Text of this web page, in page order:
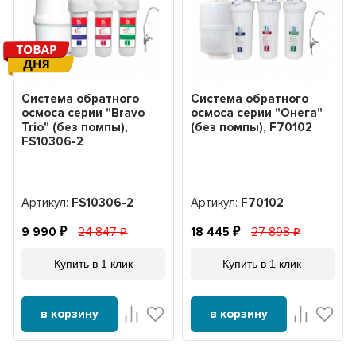
Система обратного
осмоса серии "Bravo
Trio" (без помпы),
FS10306-2
Артикул: FS10306-2
9 990 24 847
Купить в 1 клик
в корзину
Система обратного
осмоса серии "Онега"
(без помпы), F70102
Артикул: F70102
18 445 27 898
Купить в 1 клик
в корзину